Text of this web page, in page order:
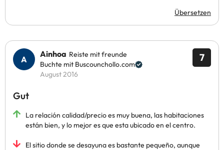
Übersetzen
7
Ainhoa Reiste mit freunde
Buchte mit Buscounchollo.com
August 2016
Gut
La relación calidad/precio es muy buena, las habitaciones
están bien, y lo mejor es que esta ubicado en el centro.
El sitio donde se desayuna es bastante pequeño, aunque